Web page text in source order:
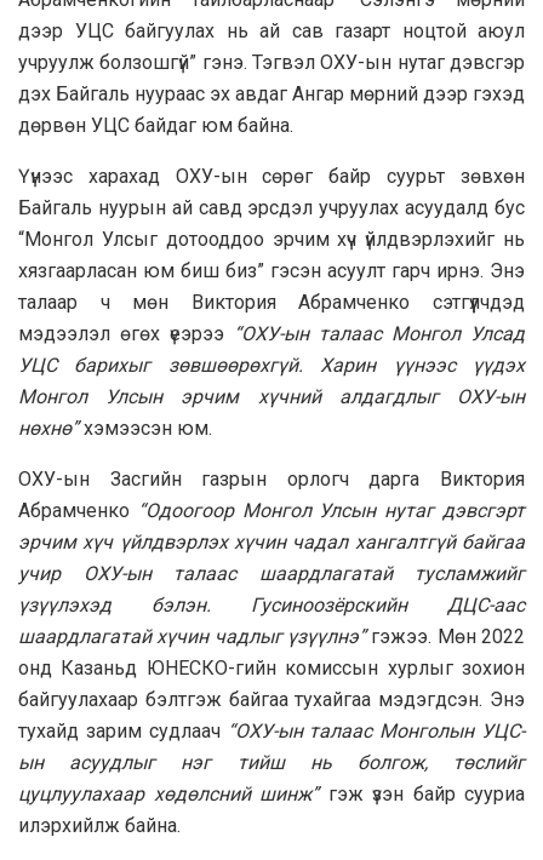
дээр УЦС байгуулах нь ай сав газарт ноцтой аюул
учруулж болзошгүй” гэнэ. Тэгвэл ОХУ-ын нутаг дэвсгэр
дэх Байгаль нуураас эх авдаг Ангар мөрний дээр гэхэд
дөрвөн УЦС байдаг юм байна.
Үүнээс харахад ОХУ-ын сөрөг байр суурьт зөвхөн
Байгаль нуурын ай савд эрсдэл учруулах асуудалд бус
“Монгол Улсыг дотооддоо эрчим хүч үйлдвэрлэхийг нь
хязгаарласан юм биш биз” гэсэн асуулт гарч ирнэ. Энэ
талаар ч мөн Виктория Абрамченко сэтгүүлчдэд
мэдээлэл өгөх үеэрээ “ОХУ-ын талаас Монгол Улсад
УЦС барихыг зөвшөөрөхгүй. Харин үүнээс үүдэх
Монгол Улсын эрчим хүчний алдагдлыг ОХУ-ын
нөхнө”хэмээсэн юм.
ОХУ-ын Засгийн газрын орлогч дарга Виктория
Абрамченко “Одоогоор Монгол Улсын нутаг дэвсгэрт
эрчим хүч үйлдвэрлэх хүчин чадал хангалтгүй байгаа
учир ОХУ-ын талаас шаардлагатай тусламжийг
үзүүлэхэд бэлэн. Гусиноозёрскийн ДЦС-аас
шаардлагатай хүчин чадлыг үзүүлнэ”гэжээ. Мөн 2022
онд Казаньд ЮНЕСКО-гийн комиссын хурлыг зохион
байгуулахаар бэлтгэж байгаа тухайгаа мэдэгдсэн. Энэ
тухайд зарим судлаач “ОХУ-ын талаас Монголын УЦС-
ын асуудлыг нэг тийш нь болгож, төслийг
цуцлуулахаар хөдөлсний шинж”гэж үзэн байр сууриа
илэрхийлж байна.